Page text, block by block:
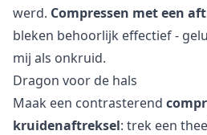
werd. Compressen met een
bleken behoorlijk effectief -
mij als onkruid.
Dragon voor de hals
Maak een contrasterend
kruidenaftreksel: trek een